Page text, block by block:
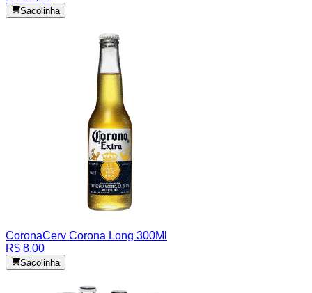
Sacolinha
CoronaCerv Corona Long 300Ml
R$ 8,00
Sacolinha